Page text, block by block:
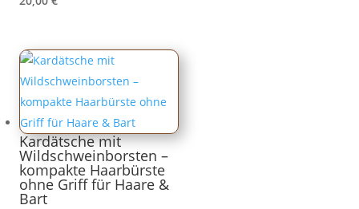
Kardätsche mit
Wildschweinborsten –
kompakte Haarbürste
ohne Griff für Haare &
Bart